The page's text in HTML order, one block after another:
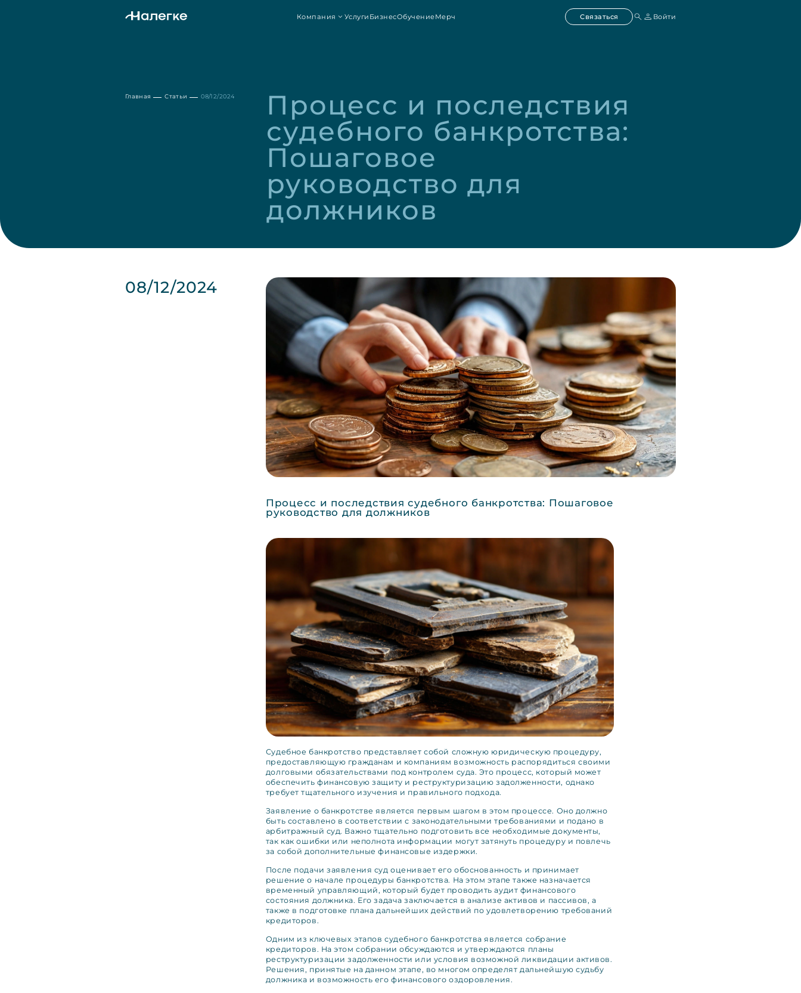
Компания Услуги БизнесОбучениеМерч Связаться Войти
Главная Статьи 08/12/2024
Процесс и последствия
судебного банкротства:
Пошаговое
руководство для
должников
08/12/2024
Процесс и последствия судебного банкротства: Пошаговое
руководство для должников
Судебное банкротство представляет собой сложную юридическую процедуру,
предоставляющую гражданам и компаниям возможность распорядиться своими
долговыми обязательствами под контролем суда. Это процесс, который может
обеспечить финансовую защиту и реструктуризацию задолженности, однако
требует тщательного изучения и правильного подхода.
Заявление о банкротстве является первым шагом в этом процессе. Оно должно
быть составлено в соответствии с законодательными требованиями и подано в
арбитражный суд. Важно тщательно подготовить все необходимые документы,
так как ошибки или неполнота информации могут затянуть процедуру и повлечь
за собой дополнительные финансовые издержки.
После подачи заявления суд оценивает его обоснованность и принимает
решение о начале процедуры банкротства. На этом этапе также назначается
временный управляющий, который будет проводить аудит финансового
состояния должника. Его задача заключается в анализе активов и пассивов, а
также в подготовке плана дальнейших действий по удовлетворению требований
кредиторов.
Одним из ключевых этапов судебного банкротства является собрание
кредиторов. На этом собрании обсуждаются и утверждаются планы
реструктуризации задолженности или условия возможной ликвидации активов.
Решения, принятые на данном этапе, во многом определят дальнейшую судьбу
должника и возможность его финансового оздоровления.